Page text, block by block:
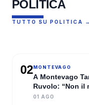
POLITICA
TUTTO SU POLITICA →
Luca a
Cateno si
02MONTEVAGO
A Montevago
Ruvolo: “Non il
01 AGO